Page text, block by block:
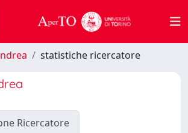
statistiche ricercatore
Ricercatore